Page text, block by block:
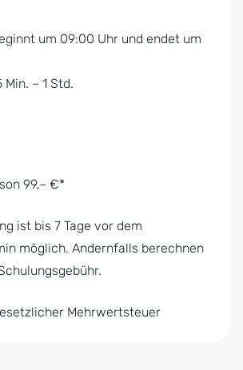
um 09:00 Uhr und endet um
– 1 Std.
99,– €*
ist bis 7 Tage vor dem
möglich. Andernfalls berechnen
Mehrwertsteuer